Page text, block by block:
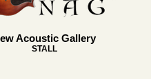
Acoustic Gallery
STALL